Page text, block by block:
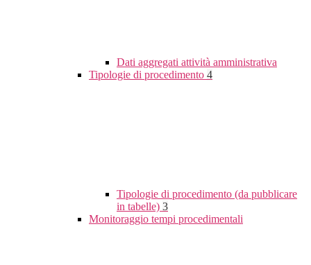
Dati aggregati attività amministrativa
Tipologie di procedimento 4
Tipologie di procedimento (da pubblicare
in tabelle) 3
Monitoraggio tempi procedimentali